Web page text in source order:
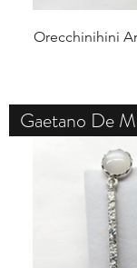
Orecchinihini
Gaetano De